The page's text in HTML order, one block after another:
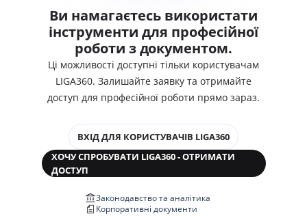
Ви намагаєтесь використати
інструменти для професійної
роботи з документом.
Ці можливості доступні тільки користувачам
LIGA360. Залишайте заявку та отримайте
доступ для професійної роботи прямо зараз.
ВХІД ДЛЯ КОРИСТУВАЧІВ LIGA360
ХОЧУ СПРОБУВАТИ LIGA360 - ОТРИМАТИ
ДОСТУП
Законодавство та аналітика
Корпоративні документи